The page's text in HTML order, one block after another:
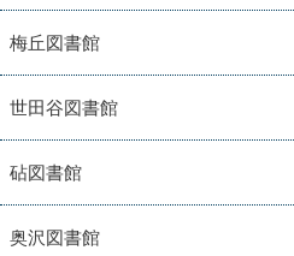
梅丘図書館
世田谷図書館
砧図書館
奥沢図書館